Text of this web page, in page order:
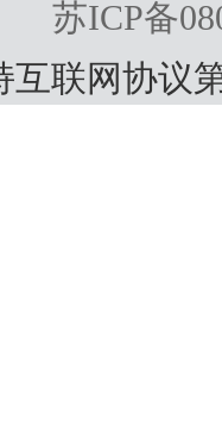
苏ICP备
互联网协